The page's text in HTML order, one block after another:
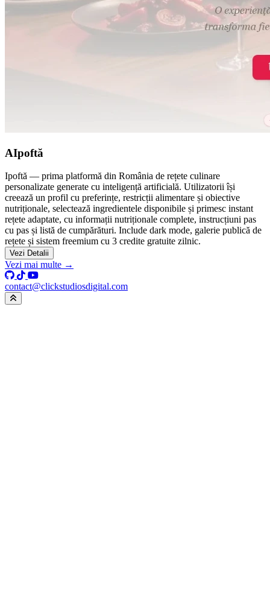
AIpoftă
Ipoftă — prima platformă din România de rețete culinare
personalizate generate cu inteligență artificială. Utilizatorii își
creează un profil cu preferințe, restricții alimentare și obiective
nutriționale, selectează ingredientele disponibile și primesc instant
rețete adaptate, cu informații nutriționale complete, instrucțiuni pas
cu pas și listă de cumpărături. Include dark mode, galerie publică de
rețete și sistem freemium cu 3 credite gratuite zilnic.
Vezi Detalii
Vezi mai multe →
contact@clickstudiosdigital.com